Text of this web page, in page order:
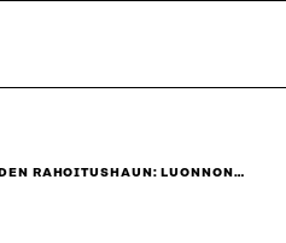
RAHOITUSHAUN: LUONNON…